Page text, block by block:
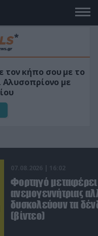
τριβόλι + VIP
λίμπιντο
07.08.2026 | 16:02
Φορτηγό μεταφέρει
ανεμογεννήτριας
δυσκολεύουν τα
(βίντεο)